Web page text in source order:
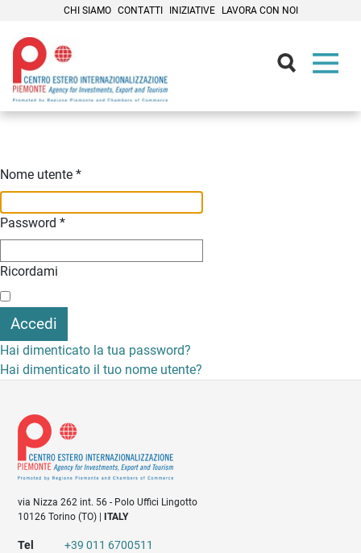
CHI SIAMO CONTATTI INIZIATIVE LAVORA CON NOI
Nome utente *
Password *
Ricordami
Accedi
Hai dimenticato la tua password?
Hai dimenticato il tuo nome utente?
via Nizza 262 int. 56 - Polo Uffici Lingotto
10126 Torino (TO) |
ITALY
Tel
+39 011 6700511